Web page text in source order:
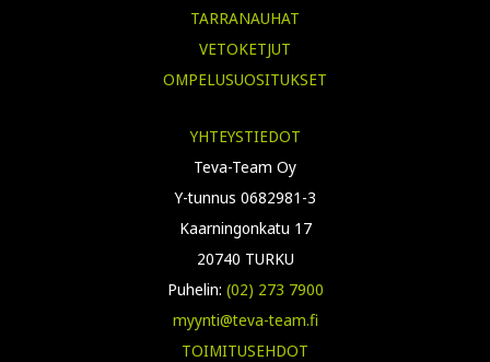
TARRANAUHAT
VETOKETJUT
OMPELUSUOSITUKSET
YHTEYSTIEDOT
Teva-Team Oy
Y-tunnus 0682981-3
Kaarningonkatu 17
20740 TURKU
Puhelin: (02) 273 7900
myynti@teva-team.fi
TOIMITUSEHDOT